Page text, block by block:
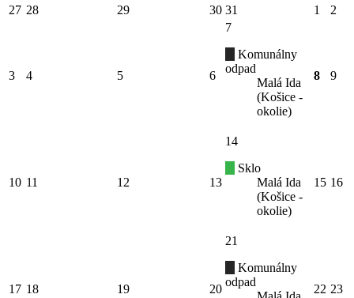
27 28 29 30 31 1 2
3 4 5 6
7
Komunálny
odpad
Malá Ida
(Košice -
okolie)
8 9
10 11 12 13
14
Sklo
Malá Ida
(Košice -
okolie)
15 16
17 18 19 20
21
Komunálny
odpad
22 23